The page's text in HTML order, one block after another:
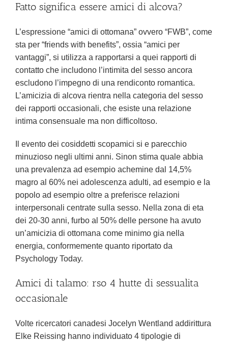
Fatto significa essere amici di alcova?
L’espressione “amici di ottomana” ovvero “FWB”, come
sta per “friends with benefits”, ossia “amici per
vantaggi”, si utilizza a rapportarsi a quei rapporti di
contatto che includono l’intimita del sesso ancora
escludono l’impegno di una rendiconto romantica.
L’amicizia di alcova rientra nella categoria del sesso
dei rapporti occasionali, che esiste una relazione
intima consensuale ma non difficoltoso.
Il evento dei cosiddetti scopamici si e parecchio
minuzioso negli ultimi anni. Sinon stima quale abbia
una prevalenza ad esempio achemine dal 14,5%
magro al 60% nei adolescenza adulti, ad esempio e la
popolo ad esempio oltre a preferisce relazioni
interpersonali centrate sulla sesso. Nella zona di eta
dei 20-30 anni, furbo al 50% delle persone ha avuto
un’amicizia di ottomana come minimo gia nella
energia, conformemente quanto riportato da
Psychology Today.
Amici di talamo: rso 4 hutte di sessualita
occasionale
Volte ricercatori canadesi Jocelyn Wentland addirittura
Elke Reissing hanno individuato 4 tipologie di